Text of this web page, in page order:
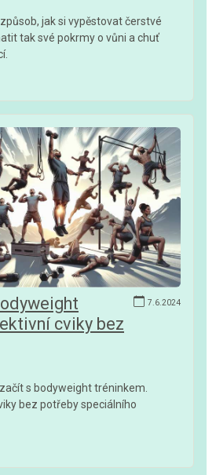
jak si vypěstovat čerstvé
tak své pokrmy o vůni a chuť
7.6.2024
cviky bez
s bodyweight tréninkem.
bez potřeby speciálního